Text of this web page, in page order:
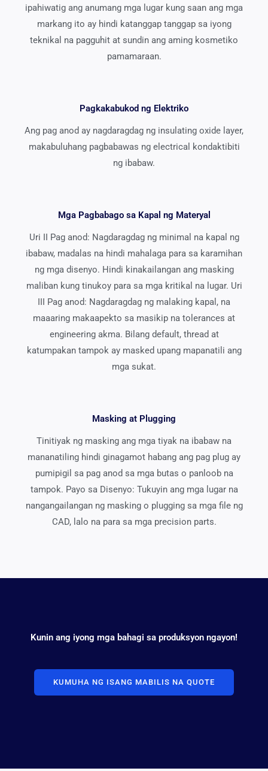
ipahiwatig ang anumang mga lugar kung saan ang mga
markang ito ay hindi katanggap tanggap sa iyong
teknikal na pagguhit at sundin ang aming kosmetiko
pamamaraan.
Pagkakabukod ng Elektriko
Ang pag anod ay nagdaragdag ng insulating oxide layer,
makabuluhang pagbabawas ng electrical kondaktibiti
ng ibabaw.
Mga Pagbabago sa Kapal ng Materyal
Uri II Pag anod: Nagdaragdag ng minimal na kapal ng
ibabaw, madalas na hindi mahalaga para sa karamihan
ng mga disenyo. Hindi kinakailangan ang masking
maliban kung tinukoy para sa mga kritikal na lugar. Uri
III Pag anod: Nagdaragdag ng malaking kapal, na
maaaring makaapekto sa masikip na tolerances at
engineering akma. Bilang default, thread at
katumpakan tampok ay masked upang mapanatili ang
mga sukat.
Masking at Plugging
Tinitiyak ng masking ang mga tiyak na ibabaw na
mananatiling hindi ginagamot habang ang pag plug ay
pumipigil sa pag anod sa mga butas o panloob na
tampok. Payo sa Disenyo: Tukuyin ang mga lugar na
nangangailangan ng masking o plugging sa mga file ng
CAD, lalo na para sa mga precision parts.
Kunin ang iyong mga bahagi sa produksyon ngayon!
KUMUHA NG ISANG MABILIS NA QUOTE